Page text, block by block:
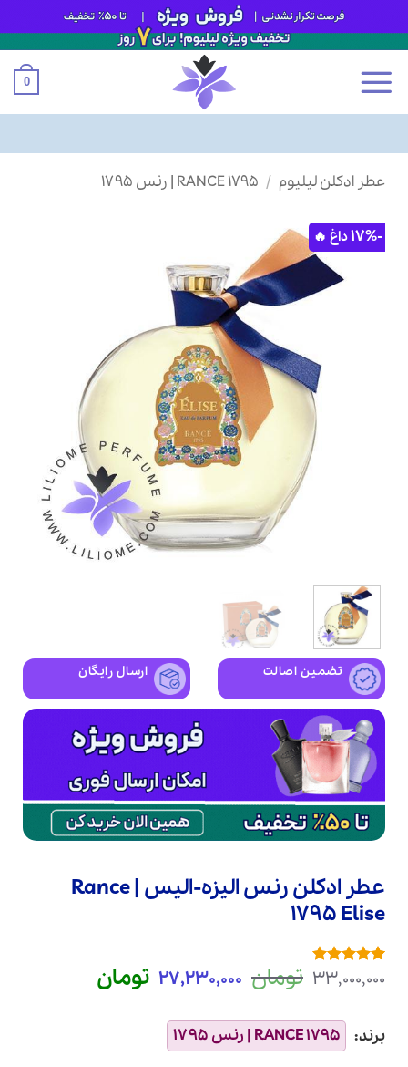
0
عطر ادکلن لیلیوم / RANCE 1795 | رنس ۱۷۹۵
-17%
تضمین اصالت ارسال رایگان
عطر ادکلن رنس الیزه-الیس | Rance
1795 Elise
امتیازدهی5
1
مشتری
33,000,000 تومان قیمت
اصلی
بود.
27,230,000 تومانقیمت
فعلی